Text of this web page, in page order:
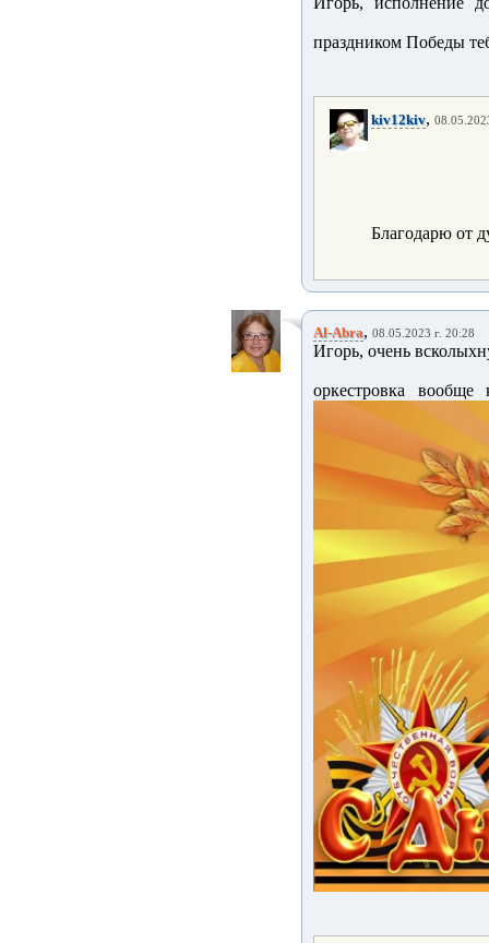
праздником Победы
kiv12kiv,
Благодарю от
Al-Abra, 08.05.2023 г. 20:28
Игорь, очень
оркестровка вообще